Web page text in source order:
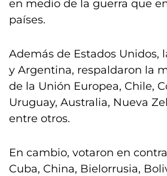
en medio de la guerra que
países.
Además de Estados Unidos,
y Argentina, respaldaron la
de la Unión Europea, Chile,
Uruguay, Australia, Nueva
entre otros.
En cambio, votaron en
Cuba, China, Bielorrusia,